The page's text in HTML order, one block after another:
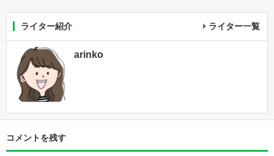
ライター紹介 ライター一覧
arinko
コメントを残す